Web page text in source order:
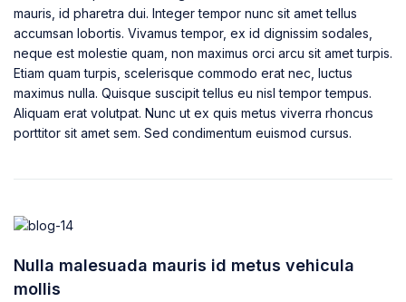
mauris, id pharetra dui. Integer tempor nunc sit amet tellus
accumsan lobortis. Vivamus tempor, ex id dignissim sodales,
neque est molestie quam, non maximus orci arcu sit amet turpis.
Etiam quam turpis, scelerisque commodo erat nec, luctus
maximus nulla. Quisque suscipit tellus eu nisl tempor tempus.
Aliquam erat volutpat. Nunc ut ex quis metus viverra rhoncus
porttitor sit amet sem. Sed condimentum euismod cursus.
Nulla malesuada mauris id metus vehicula
mollis